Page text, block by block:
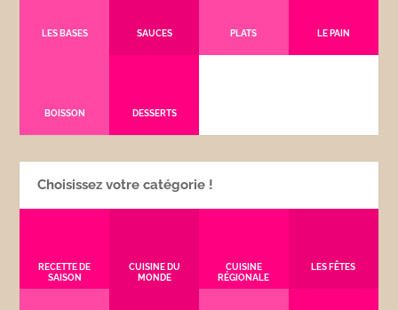
LES BASES SAUCES PLATS LE PAIN
BOISSON DESSERTS
Choisissez votre catégorie !
RECETTE DE
SAISON
CUISINE DU
MONDE
CUISINE
RÉGIONALE
LES FÊTES